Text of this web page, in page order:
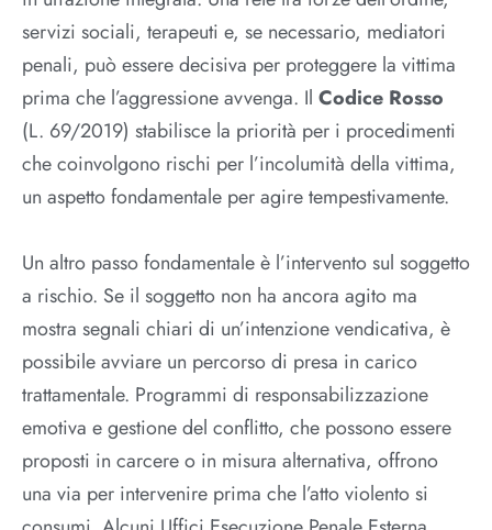
servizi sociali, terapeuti e, se necessario, mediatori
penali, può essere decisiva per proteggere la vittima
prima che l’aggressione avvenga. Il Codice Rosso
(L. 69/2019) stabilisce la priorità per i procedimenti
che coinvolgono rischi per l’incolumità della vittima,
un aspetto fondamentale per agire tempestivamente.
Un altro passo fondamentale è l’intervento sul soggetto
a rischio. Se il soggetto non ha ancora agito ma
mostra segnali chiari di un’intenzione vendicativa, è
possibile avviare un percorso di presa in carico
trattamentale. Programmi di responsabilizzazione
emotiva e gestione del conflitto, che possono essere
proposti in carcere o in misura alternativa, offrono
una via per intervenire prima che l’atto violento si